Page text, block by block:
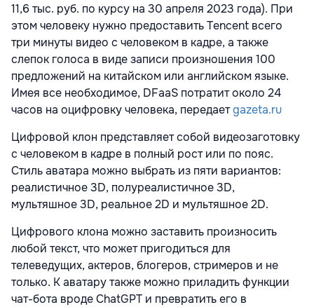
11,6 тыс. руб. по курсу на 30 апреля 2023 года). При
этом человеку нужно предоставить Tencent всего
три минуты видео с человеком в кадре, а также
слепок голоса в виде записи произношения 100
предложений на китайском или английском языке.
Имея все необходимое, DFaaS потратит около 24
часов на оцифровку человека, передаетgazeta.ru
Цифровой клон представляет собой видеозаготовку
с человеком в кадре в полный рост или по пояс.
Стиль аватара можно выбрать из пяти вариантов:
реалистичное 3D, полуреалистичное 3D,
мультяшное 3D, реальное 2D и мультяшное 2D.
Цифрового клона можно заставить произносить
любой текст, что может пригодиться для
телеведущих, актеров, блогеров, стримеров и не
только. К аватару также можно приладить функции
чат-бота вроде ChatGPT и превратить его в